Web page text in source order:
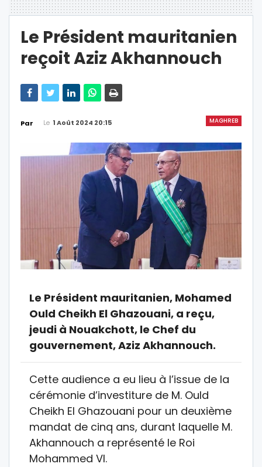
Le Président mauritanien
reçoit Aziz Akhannouch
MAGHREB
Par Le 1 Août 2024 20:15
Le Président mauritanien, Mohamed
Ould Cheikh El Ghazouani, a reçu,
jeudi à Nouakchott, le Chef du
gouvernement, Aziz Akhannouch.
Cette audience a eu lieu à l’issue de la
cérémonie d’investiture de M. Ould
Cheikh El Ghazouani pour un deuxième
mandat de cinq ans, durant laquelle M.
Akhannouch a représenté le Roi
Mohammed VI.